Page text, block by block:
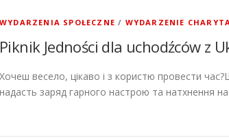
WYDARZENIA SPOŁECZNE / WYDARZENIE
Piknik Jedności dla uchodźców z
Хочеш весело, цікаво і з користю провести
надасть заряд гарного настрою та натхнення на